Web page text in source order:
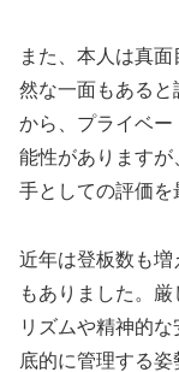
また、本人は真
然な一面もある
から、プライベ
能性があります
手としての評価を
近年は登板数も
もありました。
リズムや精神的
底的に管理する